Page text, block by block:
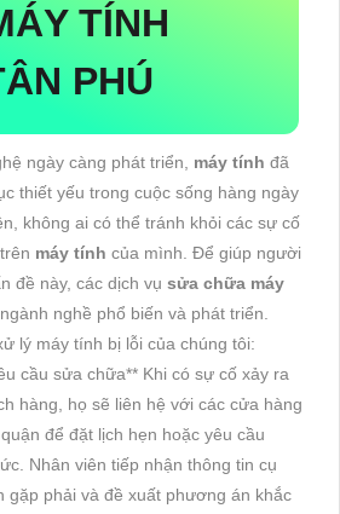
TÍNH
PHÚ
ngày càng phát triển, máy tính đã
thiết yếu trong cuộc sống hàng ngày
không ai có thể tránh khỏi các sự cố
máy tính của mình. Để giúp người
đề này, các dịch vụ sửa chữa máy
nghề phổ biến và phát triển.
lý máy tính bị lỗi của chúng tôi:
cầu sửa chữa** Khi có sự cố xảy ra
hàng, họ sẽ liên hệ với các cửa hàng
để đặt lịch hẹn hoặc yêu cầu
Nhân viên tiếp nhận thông tin cụ
gặp phải và đề xuất phương án khắc